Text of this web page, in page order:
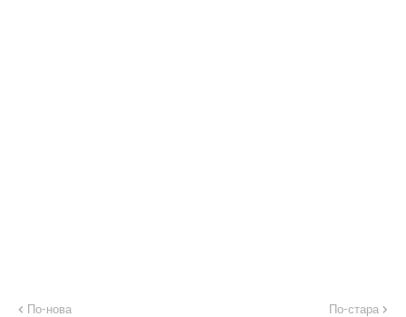
По-нова По-стара